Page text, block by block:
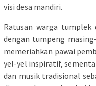
visi desa mandiri.
Ratusan warga
dengan tumpeng
memeriahkan pawai
yel-yel inspiratif,
dan musik tradisional